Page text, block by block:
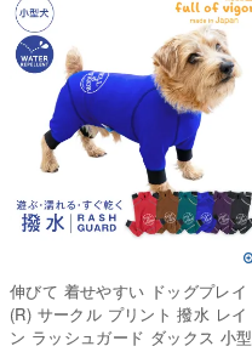
伸びて 着せやすい ドッグプレイ
(R) サークル プリント 撥水 レイ
ン ラッシュガード ダックス 小型